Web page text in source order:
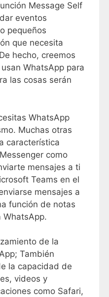
Message Self
eventos
pequeños
que necesita
hecho, creemos
WhatsApp para
las cosas serán
WhatsApp
Muchas otras
característica
como
mensajes a ti
Teams en el
mensajes a
función de notas
WhatsApp.
de la
También
la capacidad de
videos y
como Safari,